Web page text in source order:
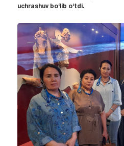
uchrashuv bo‘lib o‘tdi.